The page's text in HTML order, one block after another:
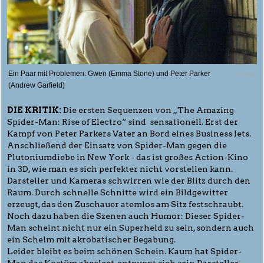
Ein Paar mit Problemen: Gwen (Emma Stone) und Peter Parker
(Andrew Garfield)
© Sony
DIE KRITIK: Die ersten Sequenzen von „The Amazing
Spider-Man: Rise of Electro“ sind sensationell. Erst der
Kampf von Peter Parkers Vater an Bord eines Business Jets.
Anschließend der Einsatz von Spider-Man gegen die
Plutoniumdiebe in New York - das ist großes Action-Kino
in 3D, wie man es sich perfekter nicht vorstellen kann.
Darsteller und Kameras schwirren wie der Blitz durch den
Raum. Durch schnelle Schnitte wird ein Bildgewitter
erzeugt, das den Zuschauer atemlos am Sitz festschraubt.
Noch dazu haben die Szenen auch Humor: Dieser Spider-
Man scheint nicht nur ein Superheld zu sein, sondern auch
ein Schelm mit akrobatischer Begabung.
Leider bleibt es beim schönen Schein. Kaum hat Spider-